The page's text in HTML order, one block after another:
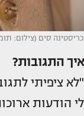
כריסטינה סים (צילום:
איך התגובות?
"לא ציפיתי
לי הודעות